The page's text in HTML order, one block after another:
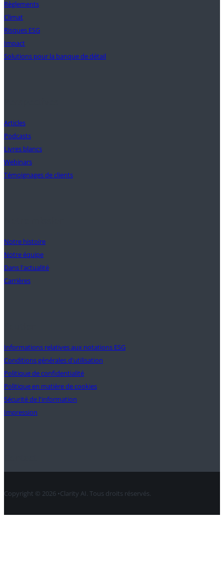
Règlements
Climat
Risques ESG
Impact
Solutions pour la banque de détail
Articles
Podcasts
Livres blancs
Webinars
Témoignages de clients
Notre histoire
Notre équipe
Dans l'actualité
Carrières
Informations relatives aux notations ESG
Conditions générales d'utilisation
Politique de confidentialité
Politique en matière de cookies
Sécurité de l'information
Impression
Copyright © 2026 •Clarity AI. Tous droits réservés.